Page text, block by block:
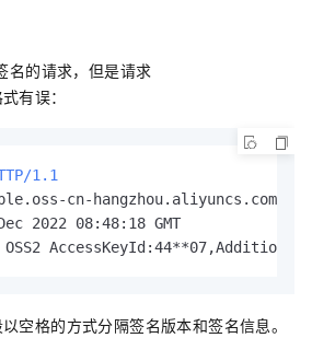
名的请求，但是请求
有误：
1.1
OSS2
空格的方式分隔签名版本和签名信息。